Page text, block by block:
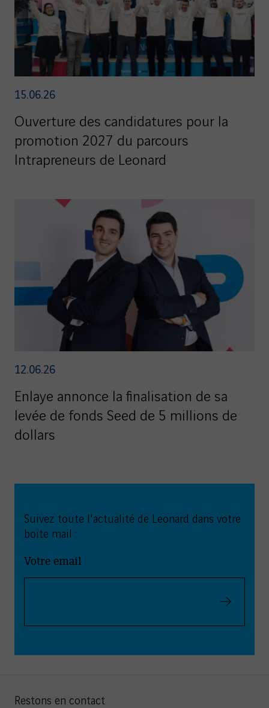
15.06.26
Ouverture des candidatures pour la
promotion 2027 du parcours
Intrapreneurs de Leonard
12.06.26
Enlaye annonce la finalisation de sa
levée de fonds Seed de 5 millions de
dollars
Suivez toute l'actualité de Leonard dans votre
boite mail :
Votre email
Valider
Restons en contact